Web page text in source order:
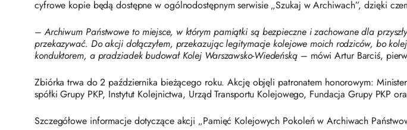
cyfrowe kopie będą dostępne w ogólnodostępnym serwisie „Szukaj w Archiwach”, dzięki
–Archiwum Państwowe to miejsce, w którym pamiątki są bezpieczne i zachowane dla
przekazywać. Do akcji dołączyłem, przekazując legitymacje kolejowe moich rodziców, bo
konduktorem, a pradziadek budował Kolej Warszawsko-Wiedeńską – mówi Artur Barciś,
Zbiórka trwa do 2 października bieżącego roku. Akcję objęli patronatem honorowym:
spółki Grupy PKP, Instytut Kolejnictwa, Urząd Transportu Kolejowego, Fundacja Grupy PKP
Szczegółowe informacje dotyczące akcji „Pamięć Kolejowych Pokoleń w Archiwach